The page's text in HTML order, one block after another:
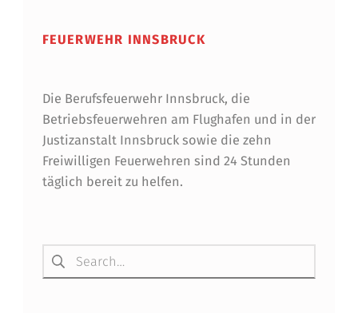
FEUERWEHR INNSBRUCK
Die Berufsfeuerwehr Innsbruck, die
Betriebsfeuerwehren am Flughafen und in der
Justizanstalt Innsbruck sowie die zehn
Freiwilligen Feuerwehren sind 24 Stunden
täglich bereit zu helfen.
Suchen nach: